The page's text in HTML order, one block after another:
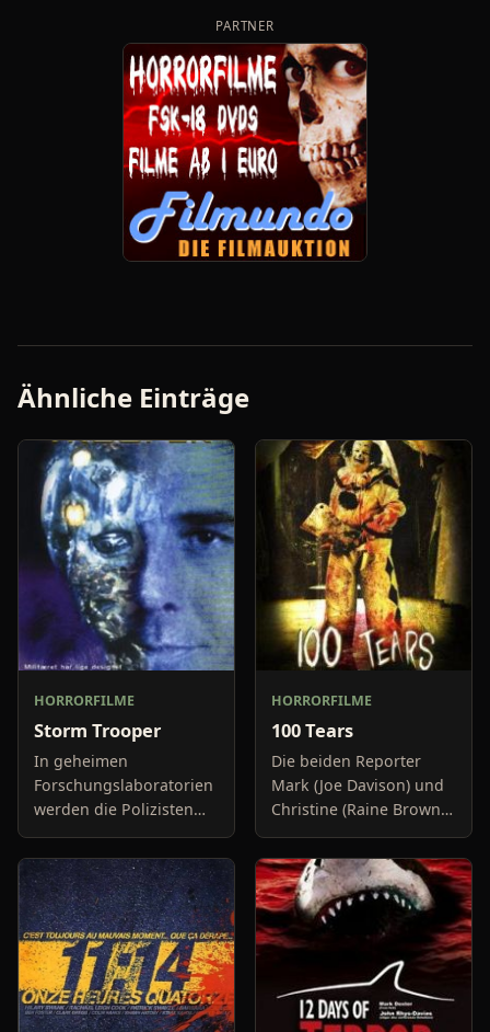
PARTNER
Ähnliche Einträge
HORRORFILME
Storm Trooper
In geheimen
Forschungslaboratorien
werden die Polizisten
der Zukunft gebastelt:
Cyborg-Cops, halb
Mensch, halb Maschine.
Dem Prototypen Stark
gelingt die Fluch
HORRORFILME
100 Tears
Die beiden Reporter
Mark (Joe Davison) und
Christine (Raine Brown)
haben keine Lust mehr
auf belanglose
Boulevard-Meldungen
und befassen sich
neuerdings mit Se